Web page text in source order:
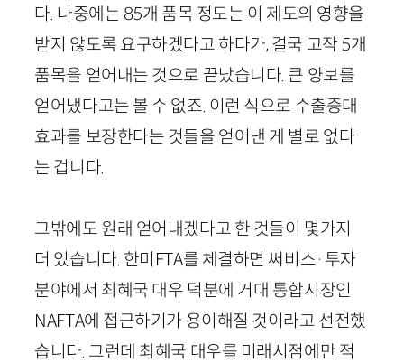
다. 나중에는 85개 품목 정도는 이 제도의 영향을
받지 않도록 요구하겠다고 하다가, 결국 고작 5개
품목을 얻어내는 것으로 끝났습니다. 큰 양보를
얻어냈다고는 볼 수 없죠. 이런 식으로 수출증대
효과를 보장한다는 것들을 얻어낸 게 별로 없다
는 겁니다.
그밖에도 원래 얻어내겠다고 한 것들이 몇가지
더 있습니다. 한미FTA를 체결하면 써비스·투자
분야에서 최혜국 대우 덕분에 거대 통합시장인
NAFTA에 접근하기가 용이해질 것이라고 선전했
습니다. 그런데 최혜국 대우를 미래시점에만 적